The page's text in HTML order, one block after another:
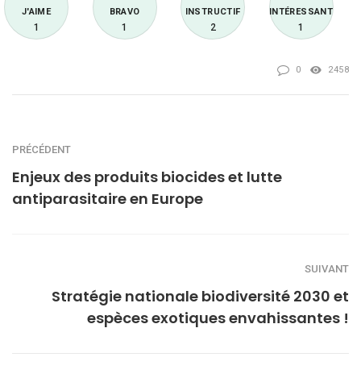
J'AIME
1
BRAVO
1
INSTRUCTIF
2
INTÉRESSANT
1
0 2458
PRÉCÉDENT
Enjeux des produits biocides et lutte
antiparasitaire en Europe
SUIVANT
Stratégie nationale biodiversité 2030 et
espèces exotiques envahissantes !